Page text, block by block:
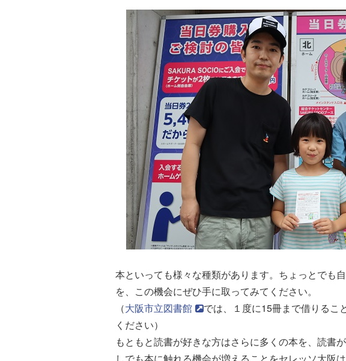
本といっても様々な種類があります。ちょっとでも
を、この機会にぜひ手に取ってみてください。
（大阪市立図書館
では、１度に15冊まで借りるこ
ください）
もともと読書が好きな方はさらに多くの本を、読書
しでも本に触れる機会が増えることをセレッソ大阪は